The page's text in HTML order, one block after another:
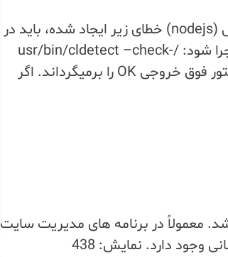
اگر در هاست سی پنل برای ساخت اپ نود جی اس (nodejs) خطای زیر ایجاد شده، باید در
سمت سرور (خط فرمان یا terminal) دستور زیر اجرا شود: /usr/bin/cldetect –check-
license اگر لایسنس مشکلی نداشته باشد، دستور فوق خروجی OK را برمیگرداند. اگر
معمولاً در برنامه های مدیریت سایت
دارد. نمایش: 438